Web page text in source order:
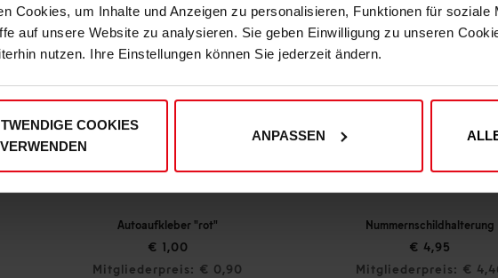
Cookies, um Inhalte und Anzeigen zu personalisieren, Funktionen für soziale
auf unsere Website zu analysieren. Sie geben Einwilligung zu unseren
nutzen. Ihre Einstellungen können Sie jederzeit ändern.
COOKIES
VERWENDEN
ANPASSEN
Autoaufkleber "rot"
€ 1,00
Mitgliederpreis: € 0,90
Nummernschildhalterung
€ 4,95
Mitgliederpreis: €